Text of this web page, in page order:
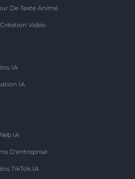
De Texte Animé
Vidéo
IA
IA
IA
D'entreprise
TikTok IA